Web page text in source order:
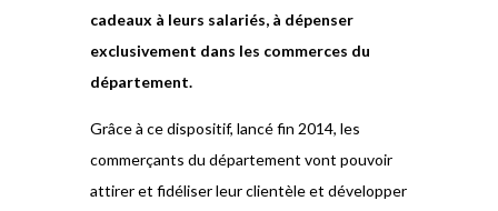
cadeaux à leurs salariés, à dépenser
exclusivement dans les commerces du
département.
Grâce à ce dispositif, lancé fin 2014, les
commerçants du département vont pouvoir
attirer et fidéliser leur clientèle et développer